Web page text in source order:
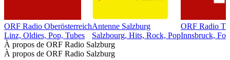
ORF Radio Oberösterreich
Linz, Oldies, Pop, Tubes
Antenne Salzburg
Salzbourg, Hits, Rock, Pop
ORF Radio
Innsbruck,
À propos de ORF Radio Salzburg
À propos de ORF Radio Salzburg